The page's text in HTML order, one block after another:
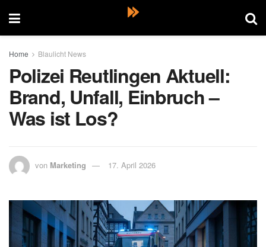
Home Blaulicht News
Polizei Reutlingen Aktuell:
Brand, Unfall, Einbruch –
Was ist Los?
von Marketing 17. April 2026